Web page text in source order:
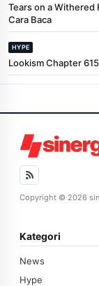
Tears on a Withered
Cara Baca
HYPE
Lookism Chapter
Copyright © 2026
Kategori
News
Hype